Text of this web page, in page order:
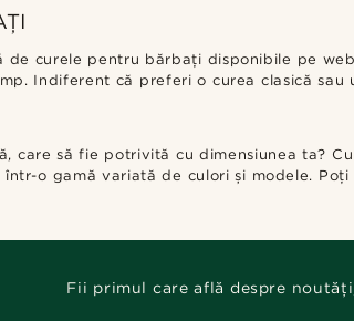
de curele pentru bărbați disponibile pe
Indiferent că preferi o curea clasică
care să fie potrivită cu dimensiunea ta?
o gamă variată de culori și modele.
Fii primul care află despre